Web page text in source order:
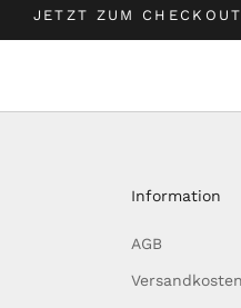
JETZT ZUM CHECKOUT
Information
AGB